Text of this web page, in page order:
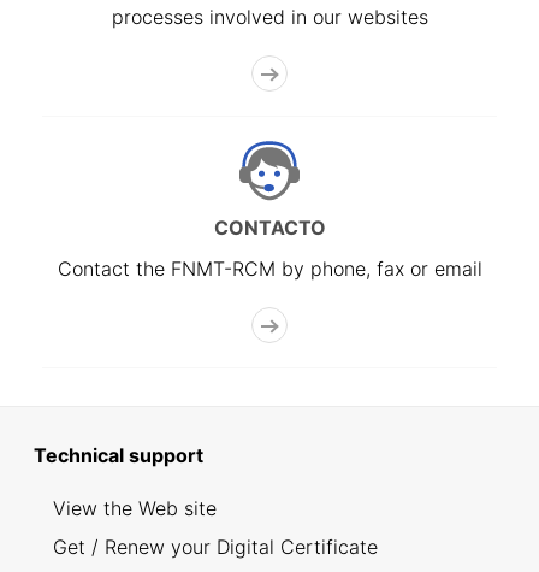
processes involved in our websites
CONTACTO
Contact the FNMT-RCM by phone, fax or email
Technical support
View the Web site
Get / Renew your Digital Certificate